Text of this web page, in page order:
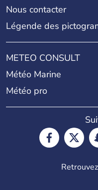
Nous contacter
Légende des
METEO CONSULT
Météo Marine
Météo pro